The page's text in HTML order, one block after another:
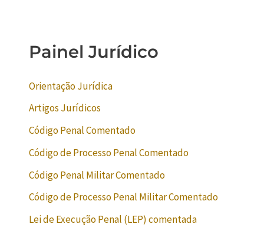
Painel Jurídico
Orientação Jurídica
Artigos Jurídicos
Código Penal Comentado
Código de Processo Penal Comentado
Código Penal Militar Comentado
Código de Processo Penal Militar Comentado
Lei de Execução Penal (LEP) comentada